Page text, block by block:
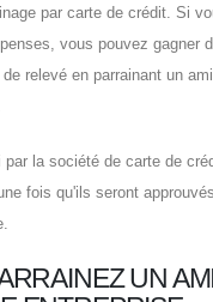
par carte de crédit. Si
vous pouvez gagner
relevé en parrainant un ami
par la société de carte de
fois qu'ils seront
UN